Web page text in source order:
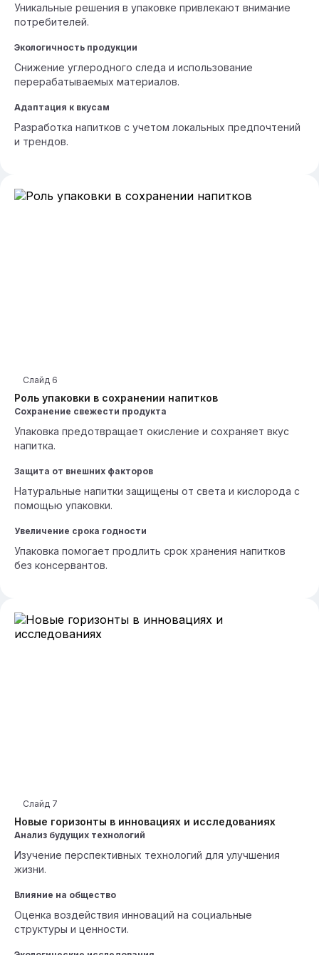
Уникальные решения в упаковке привлекают внимание
потребителей.
Экологичность продукции
Снижение углеродного следа и использование
перерабатываемых материалов.
Адаптация к вкусам
Разработка напитков с учетом локальных предпочтений
и трендов.
Роль упаковки в сохранении напитков
Слайд 6
Сохранение свежести продукта
Упаковка предотвращает окисление и сохраняет вкус
напитка.
Защита от внешних факторов
Натуральные напитки защищены от света и кислорода с
помощью упаковки.
Увеличение срока годности
Упаковка помогает продлить срок хранения напитков
без консервантов.
Новые горизонты в инновациях и исследованиях
Слайд 7
Анализ будущих технологий
Изучение перспективных технологий для улучшения
жизни.
Влияние на общество
Оценка воздействия инноваций на социальные
структуры и ценности.